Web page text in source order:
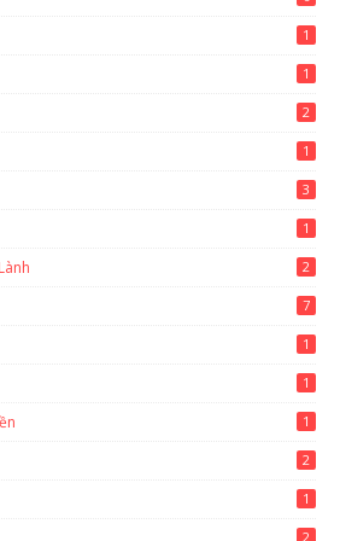
1
1
2
1
3
1
2
7
1
1
1
2
1
2